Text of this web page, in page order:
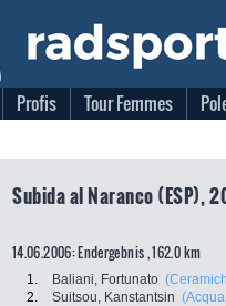
Profis Tour Femmes
Subida al Naranco (ESP),
14.06.2006: Endergebnis , 162.0 km
1. Baliani, Fortunato
2.
Suitsou, Kanstantsin